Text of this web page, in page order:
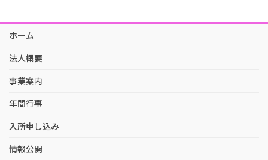
ホーム
法人概要
事業案内
年間行事
入所申し込み
情報公開